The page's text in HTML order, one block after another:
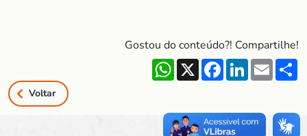
Gostou do conteúdo?! Compartilhe!
WhatsApp
X FacebookLinkedIn
Email
Voltar